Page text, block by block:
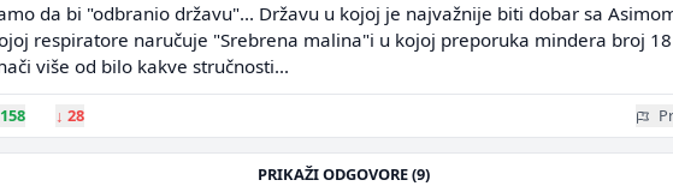
da bi "odbranio državu"... Državu u kojoj je najvažnije biti dobar sa
respiratore naručuje "Srebrena malina"i u kojoj preporuka mindera broj 18
više od bilo kakve stručnosti...
158 ↓ 28
PRIKAŽI ODGOVORE (9)